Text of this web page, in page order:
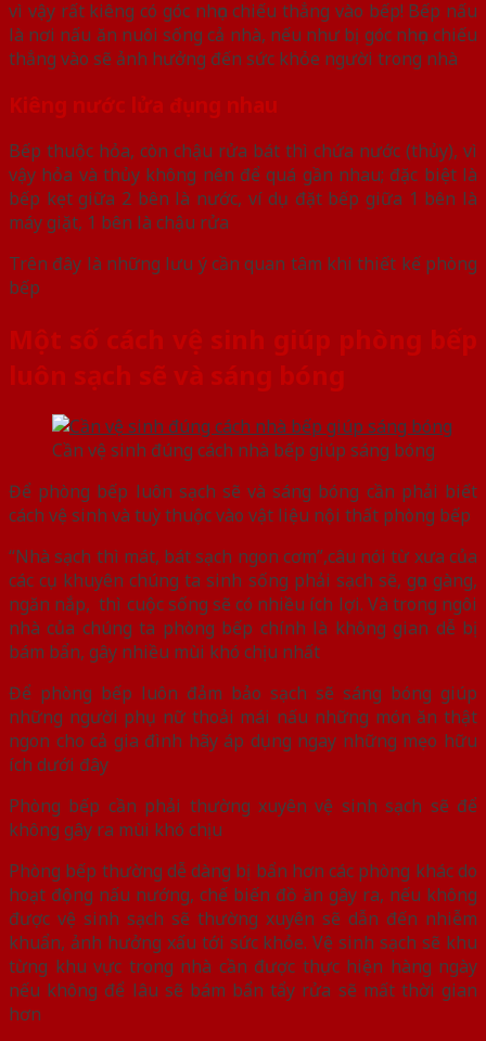
vì vậy rất kiêng có góc nhọn chiếu thẳng vào bếp! Bếp nấu
là nơi nấu ăn nuôi sống cả nhà, nếu như bị góc nhọn chiếu
thẳng vào sẽ ảnh hưởng đến sức khỏe người trong nhà
Kiêng nước lửa đụng nhau
Bếp thuộc hỏa, còn chậu rửa bát thì chứa nước (thủy), vì
vậy hỏa và thủy không nên để quá gần nhau; đặc biệt là
bếp kẹt giữa 2 bên là nước, ví dụ đặt bếp giữa 1 bên là
máy giặt, 1 bên là chậu rửa
Trên đây là những lưu ý cần quan tâm khi thiết kế phòng
bếp
Một số cách vệ sinh giúp phòng bếp
luôn sạch sẽ và sáng bóng
Cần vệ sinh đúng cách nhà bếp giúp sáng bóng
Để phòng bếp luôn sạch sẽ và sáng bóng cần phải biết
cách vệ sinh và tuỳ thuộc vào vật liệu nội thất phòng bếp
“Nhà sạch thì mát, bát sạch ngon cơm”,câu nói từ xưa của
các cụ khuyên chúng ta sinh sống phải sạch sẽ, gọn gàng,
ngăn nắp, thì cuộc sống sẽ có nhiều ích lợi. Và trong ngôi
nhà của chúng ta phòng bếp chính là không gian dễ bị
bám bẩn, gây nhiều mùi khó chịu nhất
Để phòng bếp luôn đảm bảo sạch sẽ sáng bóng giúp
những người phụ nữ thoải mái nấu những món ăn thật
ngon cho cả gia đình hãy áp dụng ngay những mẹo hữu
ích dưới đây
Phòng bếp cần phải thường xuyên vệ sinh sạch sẽ để
không gây ra mùi khó chịu
Phòng bếp thường dễ dàng bị bẩn hơn các phòng khác do
hoạt động nấu nướng, chế biến đồ ăn gây ra, nếu không
được vệ sinh sạch sẽ thường xuyên sẽ dẫn đến nhiễm
khuẩn, ảnh hưởng xấu tới sức khỏe. Vệ sinh sạch sẽ khu
từng khu vực trong nhà cần được thực hiện hàng ngày
nếu không để lâu sẽ bám bẩn tẩy rửa sẽ mất thời gian
hơn